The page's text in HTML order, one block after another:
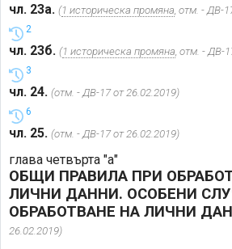
чл. 23а. (1 историческа промяна, отм. - ДВ-
2
чл. 23б. (1 историческа промяна, отм. - ДВ-
3
чл. 24. (отм. - ДВ-17 от 26.02.2019)
6
чл. 25. (отм. - ДВ-17 от 26.02.2019)
глава четвърта "а"
ОБЩИ ПРАВИЛА ПРИ
ЛИЧНИ ДАННИ. ОСОБЕНИ
ОБРАБОТВАНЕ НА ЛИЧНИ
26.02.2019)